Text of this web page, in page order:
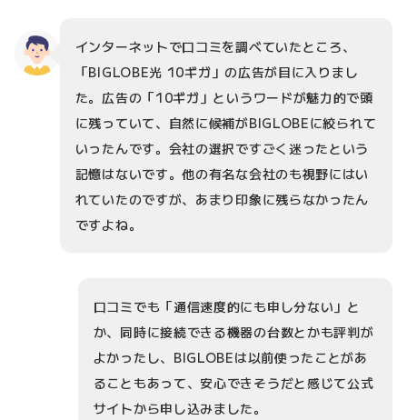
インターネットで口コミを調べていたところ、
「BIGLOBE光 10ギガ」の広告が目に入りまし
た。広告の「10ギガ」というワードが魅力的で頭
に残っていて、自然に候補がBIGLOBEに絞られて
いったんです。会社の選択ですごく迷ったという
記憶はないです。他の有名な会社のも視野にはい
れていたのですが、あまり印象に残らなかったん
ですよね。
口コミでも「通信速度的にも申し分ない」と
か、同時に接続できる機器の台数とかも評判が
よかったし、BIGLOBEは以前使ったことがあ
ることもあって、安心できそうだと感じて公式
サイトから申し込みました。